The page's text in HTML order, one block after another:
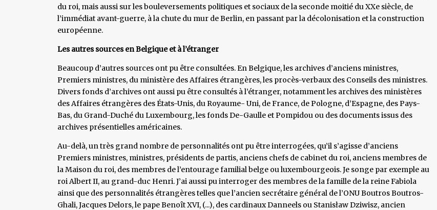
du roi, mais aussi sur les bouleversements politiques et sociaux de la seconde moitié du XXe siècle, de
l’immédiat avant-guerre, à la chute du mur de Berlin, en passant par la décolonisation et la construction
européenne.
Les autres sources en Belgique et à l’étranger
Beaucoup d’autres sources ont pu être consultées. En Belgique, les archives d’anciens ministres,
Premiers ministres, du ministère des Affaires étrangères, les procès-verbaux des Conseils des ministres.
Divers fonds d’archives ont aussi pu être consultés à l’étranger, notamment les archives des ministères
des Affaires étrangères des États-Unis, du Royaume- Uni, de France, de Pologne, d’Espagne, des Pays-
Bas, du Grand-Duché du Luxembourg, les fonds De-Gaulle et Pompidou ou des documents issus des
archives présentielles américaines.
Au-delà, un très grand nombre de personnalités ont pu être interrogées, qu’il s’agisse d’anciens
Premiers ministres, ministres, présidents de partis, anciens chefs de cabinet du roi, anciens membres de
la Maison du roi, des membres de l’entourage familial belge ou luxembourgeois. Je songe par exemple au
roi Albert II, au grand-duc Henri. J’ai aussi pu interroger des membres de la famille de la reine Fabiola
ainsi que des personnalités étrangères telles que l’ancien secrétaire général de l’ONU Boutros Boutros-
Ghali, Jacques Delors, le pape Benoît XVI, (...), des cardinaux Danneels ou Stanisław Dziwisz, ancien